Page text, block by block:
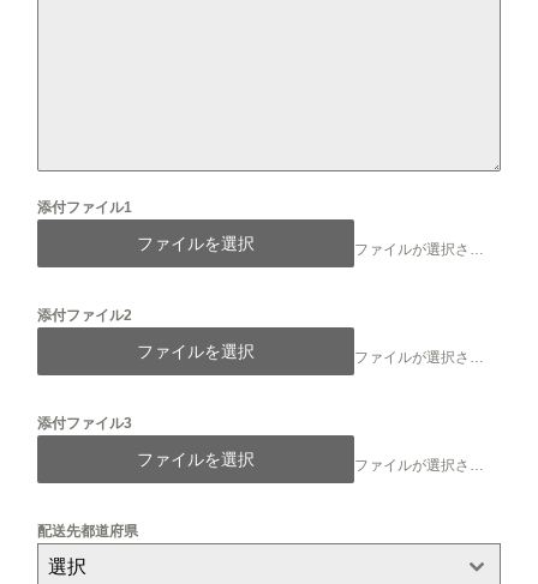
添付ファイル1
ファイルを選択
添付ファイル2
ファイルを選択
添付ファイル3
ファイルを選択
配送先都道府県
選択